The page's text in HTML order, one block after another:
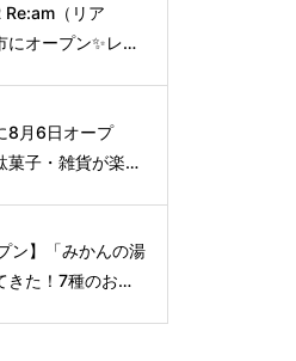
Re:am（リア
にオープン✨レト
8月6日オープ
菓子・雑貨が楽し
ン】「みかんの湯
きた！7種のお風